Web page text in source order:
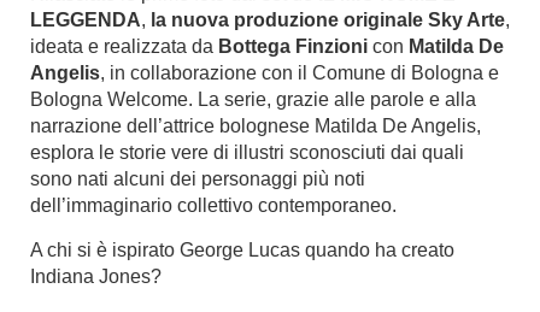
LEGGENDA, la nuova produzione originale Sky Arte,
ideata e realizzata da Bottega Finzioni con Matilda De
Angelis, in collaborazione con il Comune di Bologna e
Bologna Welcome. La serie, grazie alle parole e alla
narrazione dell’attrice bolognese Matilda De Angelis,
esplora le storie vere di illustri sconosciuti dai quali
sono nati alcuni dei personaggi più noti
dell’immaginario collettivo contemporaneo.
A chi si è ispirato George Lucas quando ha creato
Indiana Jones?